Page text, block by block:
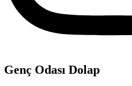
Genç Odası Dolap